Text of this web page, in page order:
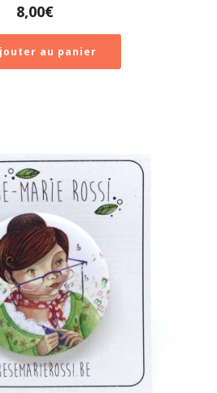
8,00€
au panier